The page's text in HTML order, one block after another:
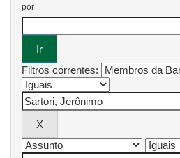
por
Filtros correntes: